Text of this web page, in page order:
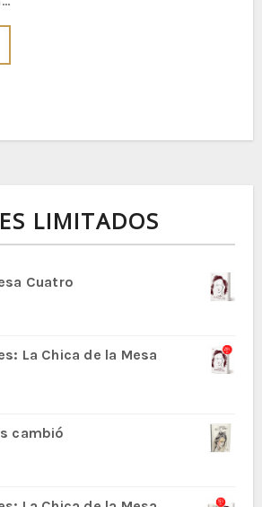
LIMITADOS
Cuatro
La Chica de la Mesa
cambió